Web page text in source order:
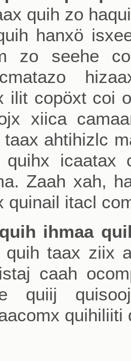
quih zo
hanxö
zo seehe
ilit copöxt coi
xiica
taax ahtihizlc
quihx icaatax
Zaah xah,
quinail itacl
ihmaa
quih taax ziix
caah
quiij